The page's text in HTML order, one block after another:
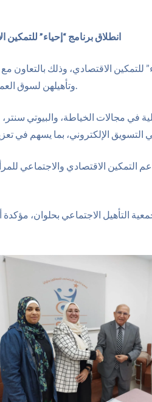
انطلاق برنامج “إحياء”
الاقتصادي، وذلك بالتعاون
يتضمن تدريبات عملية في مجالات
الاقتصادي والاجتماعي
التأهيل الاجتماعي بحلوان،